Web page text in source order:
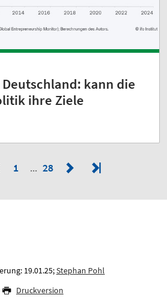
kann die
ihre Ziele
1 28
19.01.25;Stephan Pohl
Druckversion